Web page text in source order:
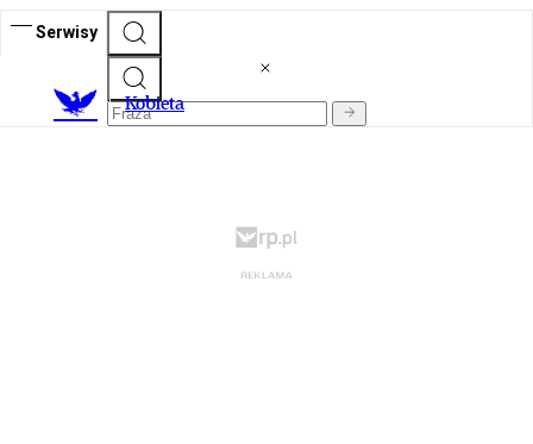
Serwisy
Kobieta